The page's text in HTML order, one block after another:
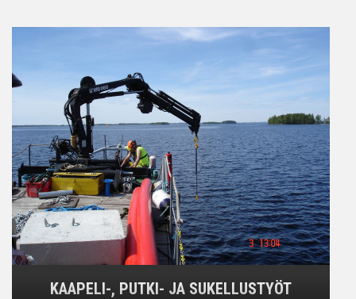
KAAPELI-, PUTKI- JA SUKELLUSTYÖT